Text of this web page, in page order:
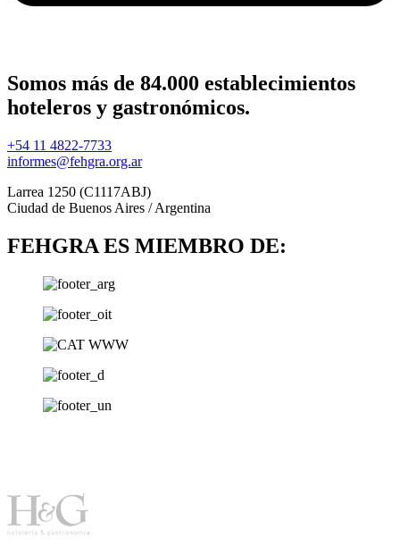
Somos más de 84.000 establecimientos
hoteleros y gastronómicos.
+54 11 4822-7733
informes@fehgra.org.ar
Larrea 1250 (C1117ABJ)
Ciudad de Buenos Aires / Argentina
FEHGRA ES MIEMBRO DE: